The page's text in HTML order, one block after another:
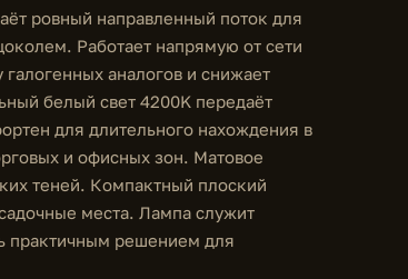
ровный направленный поток для
Работает напрямую от сети
аналогов и снижает
белый свет 4200K передаёт
для длительного нахождения в
и офисных зон. Матовое
теней. Компактный плоский
места. Лампа служит
практичным решением для